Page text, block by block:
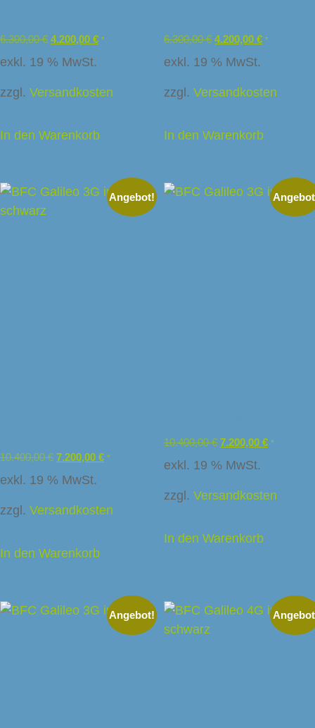
6.300,00€ 4.200,00 € *
exkl. 19 % MwSt.
zzgl. Versandkosten
In den Warenkorb
6.300,00€ 4.200,00 € *
exkl. 19 % MwSt.
zzgl. Versandkosten
In den Warenkorb
Angebot!
10.400,00€ 7.200,00 € *
exkl. 19 % MwSt.
zzgl. Versandkosten
In den Warenkorb
10.400,00€ 7.200,00 € *
exkl. 19 % MwSt.
zzgl. Versandkosten
In den Warenkorb
Angebot!